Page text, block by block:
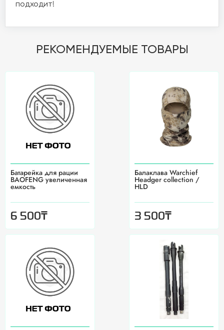
РЕКОМЕНДУЕМЫЕ ТОВАРЫ
Батарейка для рации
BAOFENG увеличенная
емкость
6 500₸
Балаклава Warchief
Headger collection /
HLD
3 500₸